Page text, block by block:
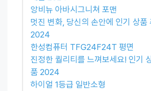
앙비뉴 아바시그니쳐 포맨
멋진 변화, 당신의 손안에 인기 상품
2024
한성컴퓨터 TFG24F24T 평면
진정한 퀄리티를 느껴보세요! 인기
품 2024
하이얼 1등급 일반소형